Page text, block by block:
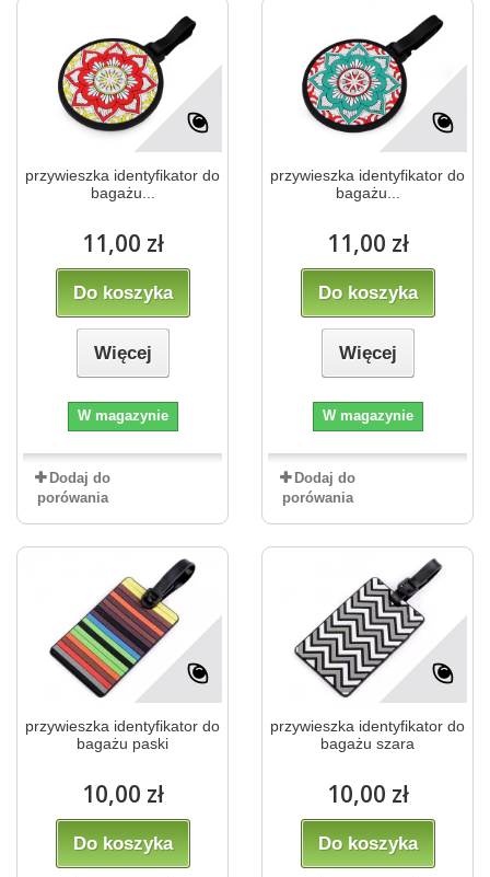
przywieszka identyfikator do
bagażu...
11,00 zł
Do koszyka
Więcej
W magazynie
Dodaj do
porówania
przywieszka identyfikator do
bagażu...
11,00 zł
Do koszyka
Więcej
W magazynie
Dodaj do
porówania
przywieszka identyfikator do
bagażu paski
10,00 zł
Do koszyka
przywieszka identyfikator do
bagażu szara
10,00 zł
Do koszyka